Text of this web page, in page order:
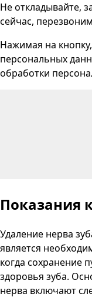
Не откладывайте,
сейчас,
Нажимая на
персональных
обработки
Показания
Удаление нерва
является
когда сохранение
здоровья зуба.
нерва включают